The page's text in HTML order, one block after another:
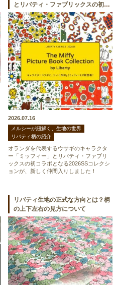
とリバティ・ファブリックスの初コ
ラボが実現！
2026.07.16
メルシーが紐解く、生地の世界
リバティ柄の紹介
オランダを代表するウサギのキャラクタ
ー「ミッフィー」とリバティ・ファブリ
ックスの初コラボとなる2026SSコレクシ
ョンが、新しく仲間入りしました！
リバティ生地の正式な方向とは？柄
の上下左右の見方について